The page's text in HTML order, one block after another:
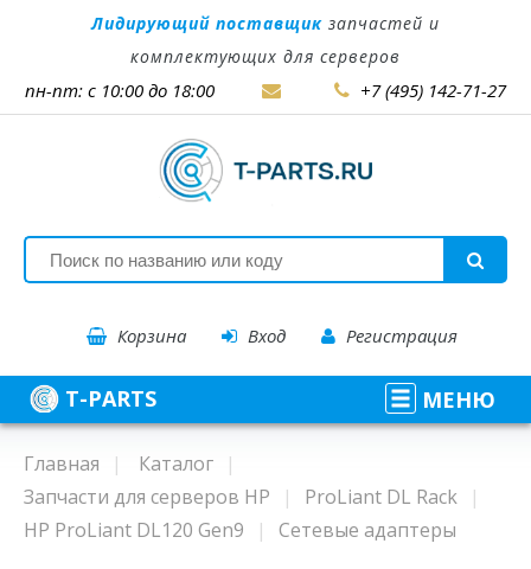
Лидирующий поставщик запчастей и
комплектующих для серверов
пн-пт: с 10:00 до 18:00 +7 (495) 142-71-27
Корзина Вход Регистрация
T-PARTS МЕНЮ
Главная
Каталог
Запчасти для серверов HP
ProLiant DL Rack
HP ProLiant DL120 Gen9
Сетевые адаптеры